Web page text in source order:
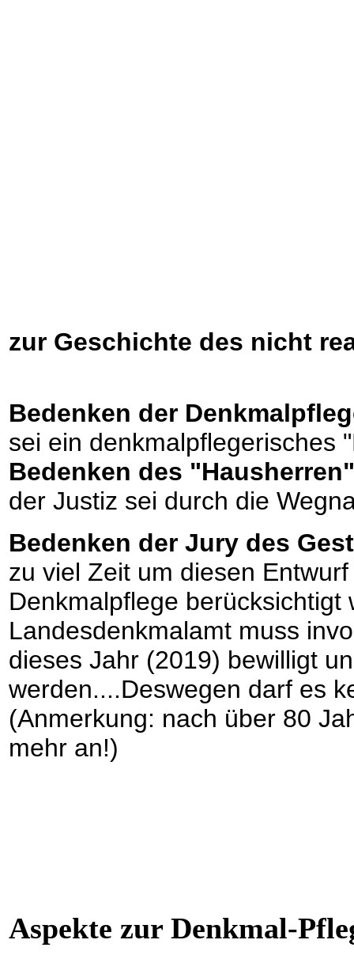
zur Geschichte des nicht
Bedenken der
sei ein denkmalpflegerisches
Bedenken des
der Justiz sei durch die
Bedenken der Jury des
zu viel Zeit um diesen
Denkmalpflege berücksichtigt
Landesdenkmalamt muss
dieses Jahr (2019) bewilligt
werden....Deswegen darf es
(Anmerkung: nach über 80
mehr an!)
Aspekte zur Denkmal-